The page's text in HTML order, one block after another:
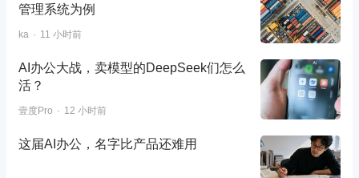
管理系统为例
ka 11 小时前
AI办公大战，卖模型的DeepSeek们怎么
活？
壹度Pro 12 小时前
这届AI办公，名字比产品还难用